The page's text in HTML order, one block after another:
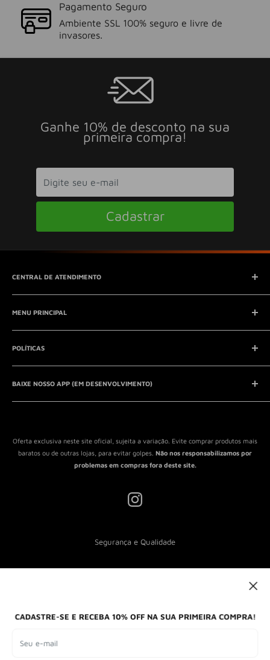
CADASTRE-SE E RECEBA 10% OFF NA SUA PRIMEIRA COMPRA!
Seu e-mail
Pagamento Seguro
Ambiente SSL 100% seguro e livre de
invasores.
Ganhe 10% de desconto na sua
primeira compra!
Cadastrar
CENTRAL DE ATENDIMENTO
SAC (Serviço de Atendimento ao Consumidor)
E-mail:contato@seucontato.com.br
Telefone:41 8761-7286
MENU PRINCIPAL
Início
Catálogo
Entrar em contato
QUEM SOMOS?
POLÍTICAS
Aviso Legal
Política de Privacidade
Política de Reembolso
Termos de Serviço
BAIXE NOSSO APP (EM DESENVOLVIMENTO)
Oferta exclusiva neste site oficial, sujeita a variação. Evite comprar produtos mais
baratos ou de outras lojas, para evitar golpes. Não nos responsabilizamos por
problemas em compras fora deste site.
Segurança e Qualidade